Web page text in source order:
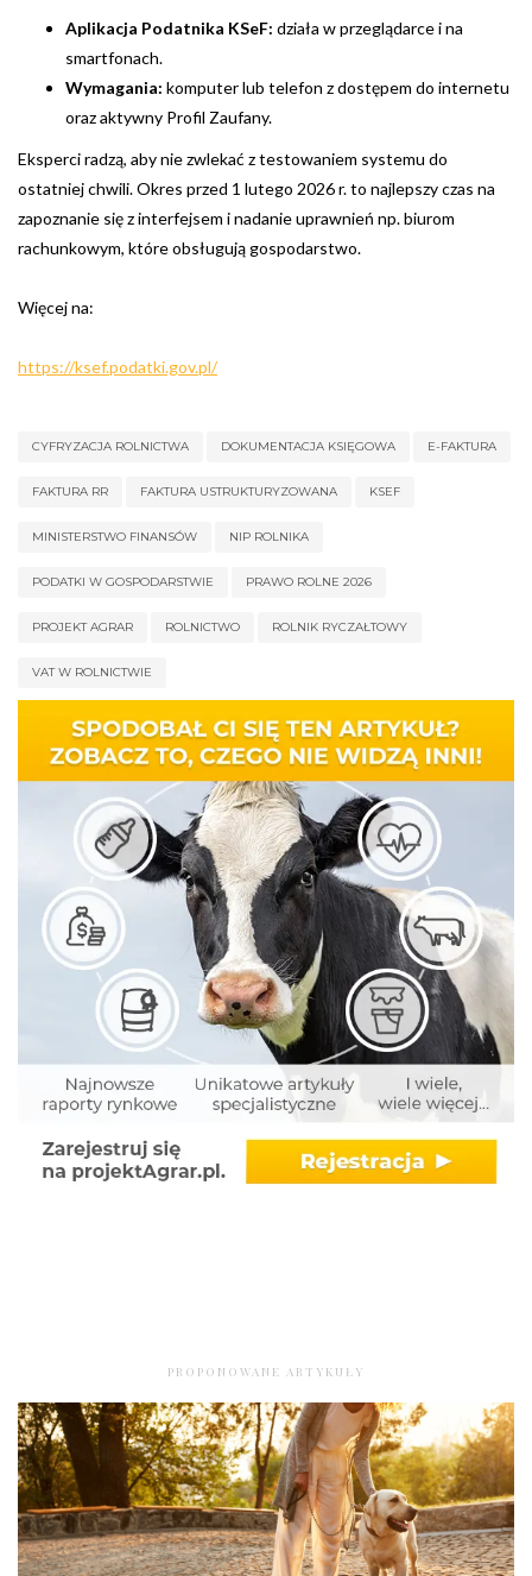
Aplikacja Podatnika KSeF: działa w przeglądarce i na
smartfonach.
Wymagania: komputer lub telefon z dostępem do internetu
oraz aktywny Profil Zaufany.
Eksperci radzą, aby nie zwlekać z testowaniem systemu do
ostatniej chwili. Okres przed 1 lutego 2026 r. to najlepszy czas na
zapoznanie się z interfejsem i nadanie uprawnień np. biurom
rachunkowym, które obsługują gospodarstwo.
Więcej na:
https://ksef.podatki.gov.pl/
CYFRYZACJA ROLNICTWA DOKUMENTACJA KSIĘGOWA E-FAKTURA
FAKTURA RR FAKTURA USTRUKTURYZOWANA KSEF
MINISTERSTWO FINANSÓW NIP ROLNIKA
PODATKI W GOSPODARSTWIE PRAWO ROLNE 2026
PROJEKT AGRAR ROLNICTWO ROLNIK RYCZAŁTOWY
VAT W ROLNICTWIE
PROPONOWANE ARTYKUŁY